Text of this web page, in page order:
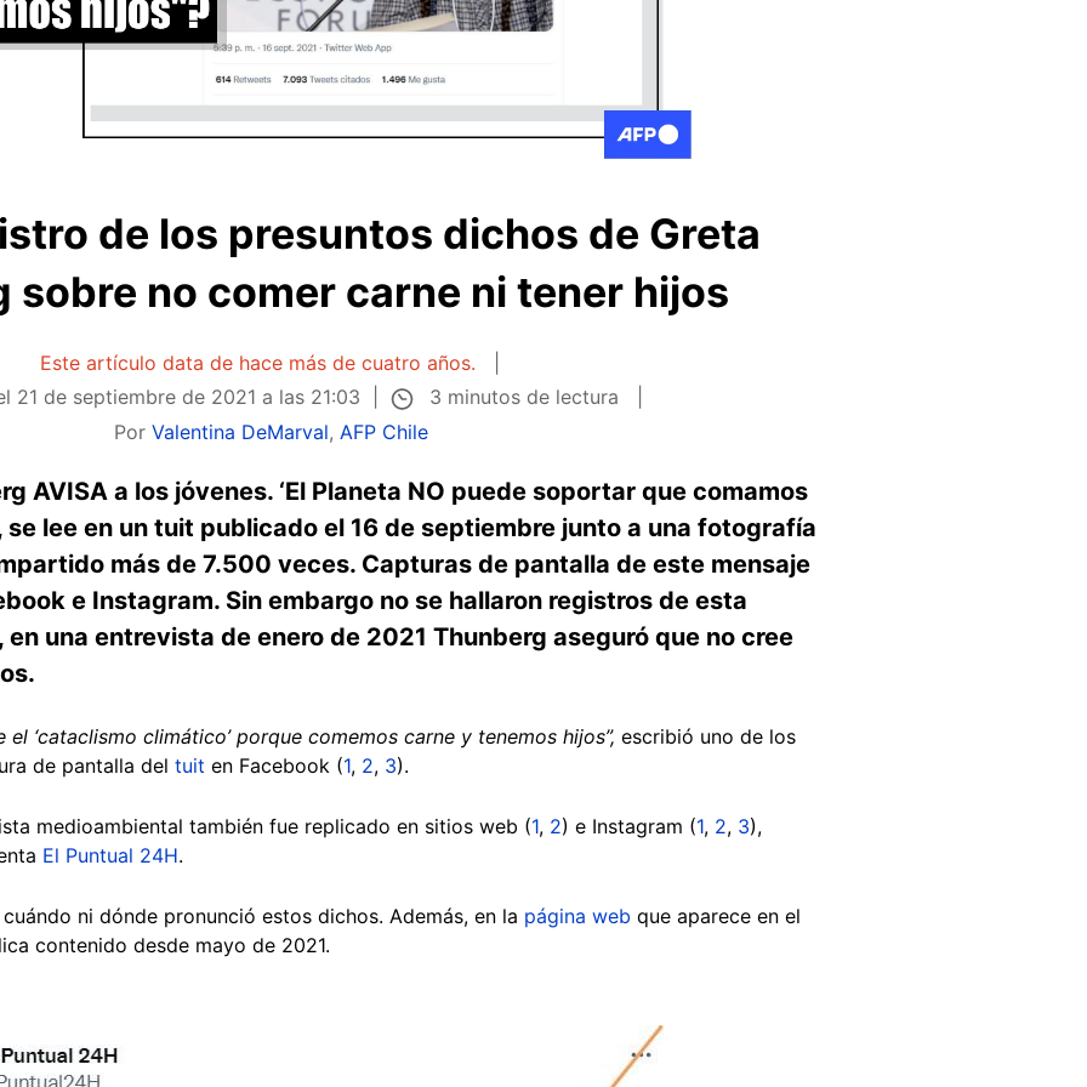
de los presuntos dichos de Greta
sobre no comer carne ni tener hijos
Este artículo data de hace más de cuatro años.
21 de septiembre de 2021 a las 21:03
3 minutos de lectura
PorValentina DeMarval, AFP Chile
AVISA a los jóvenes. ‘El Planeta NO puede soportar que comamos
se lee en un tuit publicado el 16 de septiembre junto a una fotografía
más de 7.500 veces. Capturas de pantalla de este mensaje
e Instagram. Sin embargo no se hallaron registros de esta
una entrevista de enero de 2021 Thunberg aseguró que no cree
el ‘cataclismo climático’ porque comemos carne y tenemos hijos”, escribió uno de los
de pantalla del tuit en Facebook (1, 2, 3).
medioambiental también fue replicado en sitios web (1, 2) e Instagram (1, 2, 3),
El Puntual 24H.
ni dónde pronunció estos dichos. Además, en la página web que aparece en el
contenido desde mayo de 2021.